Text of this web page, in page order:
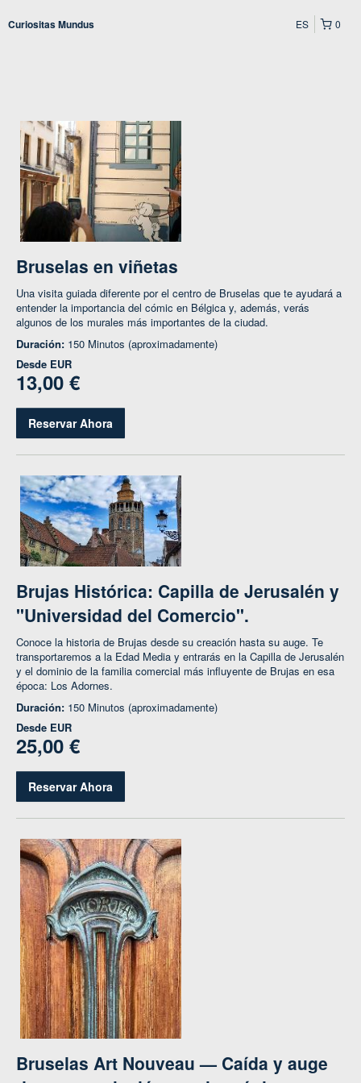
Curiositas Mundus 0
ES
Bruselas en viñetas
Una visita guiada diferente por el centro de Bruselas que te ayudará a
entender la importancia del cómic en Bélgica y, además, verás
algunos de los murales más importantes de la ciudad.
Duración: 150 Minutos (aproximadamente)
Desde EUR
13,00 €
Reservar Ahora
Brujas Histórica: Capilla de Jerusalén y
"Universidad del Comercio".
Conoce la historia de Brujas desde su creación hasta su auge. Te
transportaremos a la Edad Media y entrarás en la Capilla de Jerusalén
y el dominio de la familia comercial más influyente de Brujas en esa
época: Los Adornes.
Duración: 150 Minutos (aproximadamente)
Desde EUR
25,00 €
Reservar Ahora
Bruselas Art Nouveau — Caída y auge